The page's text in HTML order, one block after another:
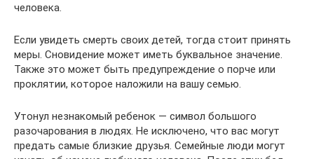
человека.
Если увидеть смерть своих детей, тогда стоит принять
меры. Сновидение может иметь буквальное значение.
Также это может быть предупреждение о порче или
проклятии, которое наложили на вашу семью.
Утонул незнакомый ребенок — символ большого
разочарования в людях. Не исключено, что вас могут
предать самые близкие друзья. Семейные люди могут